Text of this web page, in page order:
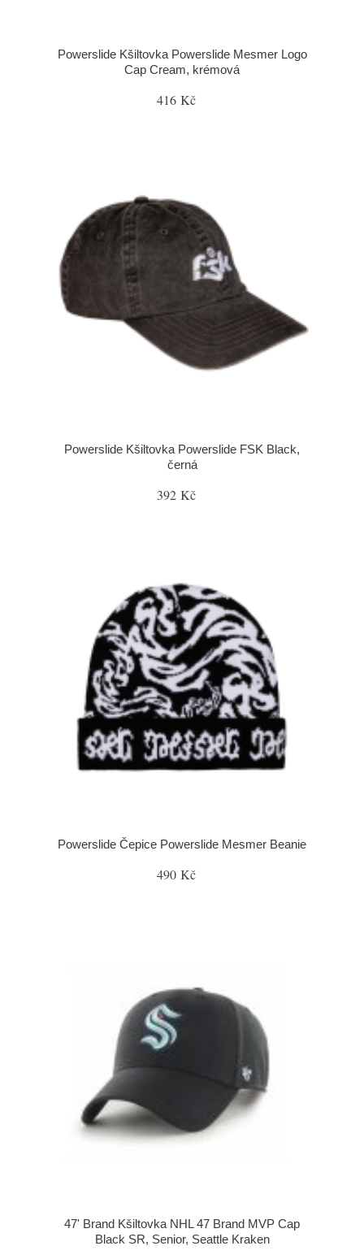
Powerslide Kšiltovka Powerslide Mesmer Logo
Cap Cream, krémová
416 Kč
Powerslide Kšiltovka Powerslide FSK Black,
černá
392 Kč
Powerslide Čepice Powerslide Mesmer Beanie
490 Kč
47' Brand Kšiltovka NHL 47 Brand MVP Cap
Black SR, Senior, Seattle Kraken